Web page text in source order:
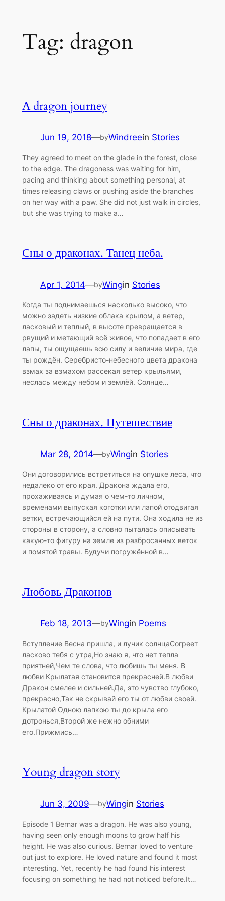
contentTag: dragon
A dragon journey
Jun 19, 2018—byWindreein Stories
They agreed to meet on the glade in the forest, close
to the edge. The dragoness was waiting for him,
pacing and thinking about something personal, at
times releasing claws or pushing aside the branches
on her way with a paw. She did not just walk in circles,
but she was trying to make a…
Сны о драконах. Танец неба.
Apr 1, 2014—byWingin Stories
Когда ты поднимаешься насколько высоко, что
можно задеть низкие облака крылом, а ветер,
ласковый и теплый, в высоте превращается в
рвущий и метающий всё живое, что попадает в его
лапы, ты ощущаешь всю силу и величие мира, где
ты рождён. Серебристо-небесного цвета дракона
взмах за взмахом рассекая ветер крыльями,
неслась между небом и землёй. Солнце…
Сны о драконах. Путешествие
Mar 28, 2014—byWingin Stories
Они договорились встретиться на опушке леса, что
недалеко от его края. Дракона ждала его,
прохаживаясь и думая о чем-то личном,
временами выпуская коготки или лапой отодвигая
ветки, встречающийся ей на пути. Она ходила не из
стороны в сторону, а словно пыталась описывать
какую-то фигуру на земле из разбросанных веток
и помятой травы. Будучи погружённой в…
Любовь Драконов
Feb 18, 2013—byWingin Poems
Вступление Весна пришла, и лучик солнцаСогреет
ласково тебя с утра,Но знаю я, что нет тепла
приятней,Чем те слова, что любишь ты меня. В
любви Крылатая становится прекрасней.В любви
Дракон смелее и сильней.Да, это чувство глубоко,
прекрасно,Так не скрывай его ты от любви своей.
Крылатой Одною лапкою ты до крыла его
дотронься,Второй же нежно обними
его.Прижмись…
Young dragon story
Jun 3, 2009—byWingin Stories
Episode 1 Bernar was a dragon. He was also young,
having seen only enough moons to grow half his
height. He was also curious. Bernar loved to venture
out just to explore. He loved nature and found it most
interesting. Yet, recently he had found his interest
focusing on something he had not noticed before.It…